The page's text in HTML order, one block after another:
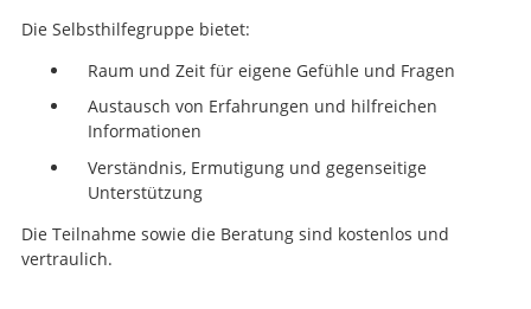
Die Selbsthilfegruppe bietet:
Raum und Zeit für eigene Gefühle und Fragen
Austausch von Erfahrungen und hilfreichen
Informationen
Verständnis, Ermutigung und gegenseitige
Unterstützung
Die Teilnahme sowie die Beratung sind kostenlos und
vertraulich.